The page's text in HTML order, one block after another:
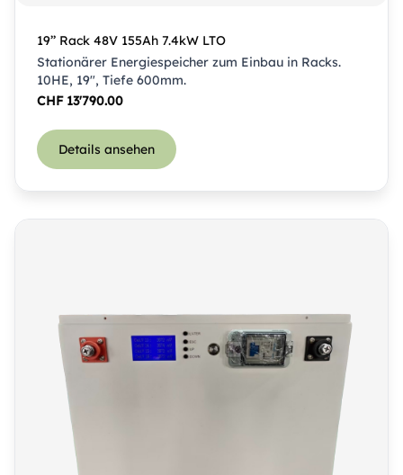
19’’ Rack 48V 155Ah 7.4kW LTO
Stationärer Energiespeicher zum Einbau in Racks.
10HE, 19″, Tiefe 600mm.
CHF13'790.00
Details ansehen